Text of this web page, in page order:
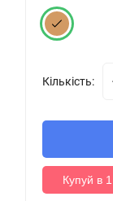
Кількість:
Купуй в 1